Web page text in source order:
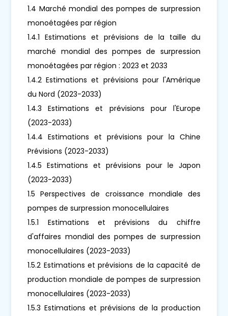
1.4 Marché mondial des pompes de surpression
monoétagées par région
1.4.1 Estimations et prévisions de la taille du
marché mondial des pompes de surpression
monoétagées par région : 2023 et 2033
1.4.2 Estimations et prévisions pour l'Amérique
du Nord (2023-2033)
1.4.3 Estimations et prévisions pour l'Europe
(2023-2033)
1.4.4 Estimations et prévisions pour la Chine
Prévisions (2023-2033)
1.4.5 Estimations et prévisions pour le Japon
(2023-2033)
1.5 Perspectives de croissance mondiale des
pompes de surpression monocellulaires
1.5.1 Estimations et prévisions du chiffre
d'affaires mondial des pompes de surpression
monocellulaires (2023-2033)
1.5.2 Estimations et prévisions de la capacité de
production mondiale de pompes de surpression
monocellulaires (2023-2033)
1.5.3 Estimations et prévisions de la production